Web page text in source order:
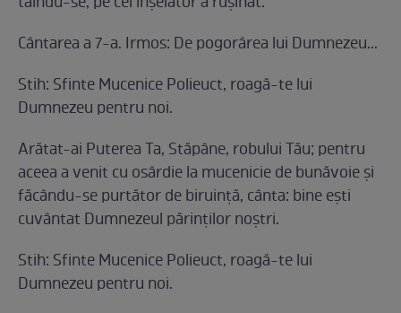
Cântarea a 7-a. Irmos: De pogorârea lui Dumnezeu...
Stih: Sfinte Mucenice Polieuct, roagă-te lui
Dumnezeu pentru noi.
Arătat-ai Puterea Ta, Stăpâne, robului Tău; pentru
aceea a venit cu osârdie la mucenicie de bunăvoie şi
făcându-se purtător de biruinţă, cânta: bine eşti
cuvântat Dumnezeul părinţilor noştri.
Stih: Sfinte Mucenice Polieuct, roagă-te lui
Dumnezeu pentru noi.